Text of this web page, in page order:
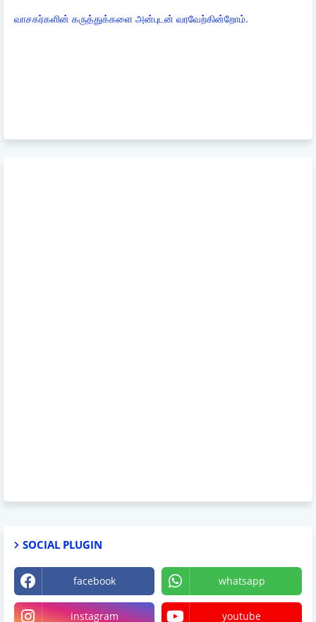
வாசகர்களின் கருத்துக்களை அன்புடன் வரவேற்கின்றோம்.
SOCIAL PLUGIN
facebook whatsapp
instagram youtube